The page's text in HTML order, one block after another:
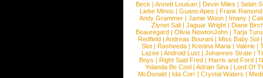
Beck |Annett Louisan |Devin Miles |Selah
Liebe Minou |Guano Apes |Frank Ramond
Andy Grammer |Jamie Woon | Imany |
Ziynet Sali |Jaguar Wright |Diane
Beauregard |Olivia NewtonJohn |Tarja
Redfield | Andreas Bourani | Miss Baby Sol
Slot | Rasheeda | Kristina Maria | Valerie |
Lazee | Android Lust | Johannes Strate |
Boys | Right Said Fred | Harris and Ford |
Yolanda Be Cool |Adrian Sina |Lord Of
McDonald | Ida Corr |Crystal Waters |